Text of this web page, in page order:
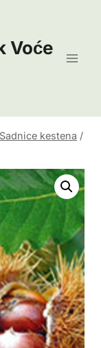
Voće
Sadnice kestena /